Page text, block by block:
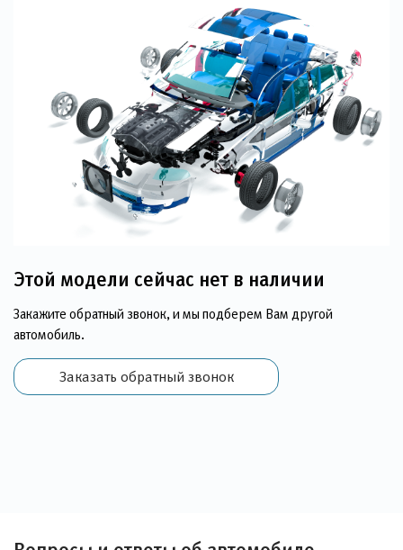
Этой модели сейчас нет в наличии
Закажите обратный звонок, и мы подберем Вам другой
автомобиль.
Заказать обратный звонок